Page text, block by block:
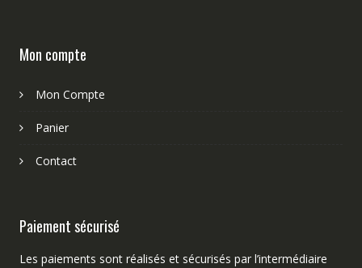
Mon compte
Mon Compte
Panier
Contact
Paiement sécurisé
Les paiements sont réalisés et sécurisés par l’intermédiaire